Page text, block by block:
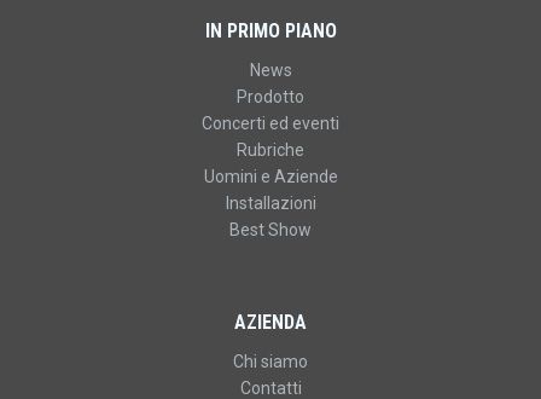
IN PRIMO PIANO
News
Prodotto
Concerti ed eventi
Rubriche
Uomini e Aziende
Installazioni
Best Show
AZIENDA
Chi siamo
Contatti